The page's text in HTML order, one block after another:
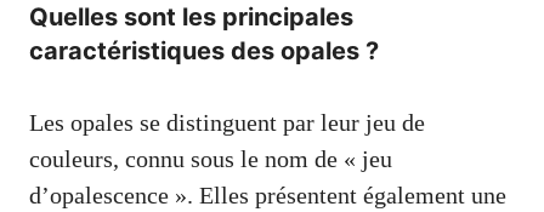
Quelles sont les principales
caractéristiques des opales ?
Les opales se distinguent par leur jeu de
couleurs, connu sous le nom de « jeu
d’opalescence ». Elles présentent également une